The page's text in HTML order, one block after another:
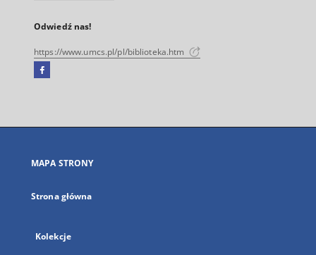
Odwiedź nas!
https://www.umcs.pl/pl/biblioteka.htm
Facebook
się
karcie
MAPA STRONY
Strona główna
Kolekcje